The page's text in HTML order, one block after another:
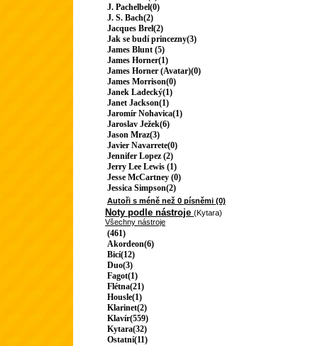
J. Pachelbel(0)
J. S. Bach(2)
Jacques Brel(2)
Jak se budí princezny(3)
James Blunt (5)
James Horner(1)
James Horner (Avatar)(0)
James Morrison(0)
Janek Ladecký(1)
Janet Jackson(1)
Jaromír Nohavica(1)
Jaroslav Ježek(6)
Jason Mraz(3)
Javier Navarrete(0)
Jennifer Lopez (2)
Jerry Lee Lewis (1)
Jesse McCartney (0)
Jessica Simpson(2)
Autoři s méně než 0 písněmi (0)
Noty podle nástroje (Kytara)
Všechny nástroje
(461)
Akordeon(6)
Bicí(12)
Duo(3)
Fagot(1)
Flétna(21)
Housle(1)
Klarinet(2)
Klavír(559)
Kytara(32)
Ostatní(11)